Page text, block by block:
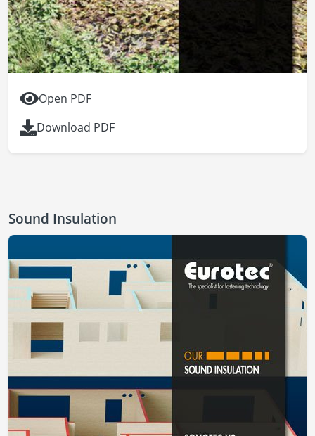
Open PDF
Download PDF
Sound Insulation